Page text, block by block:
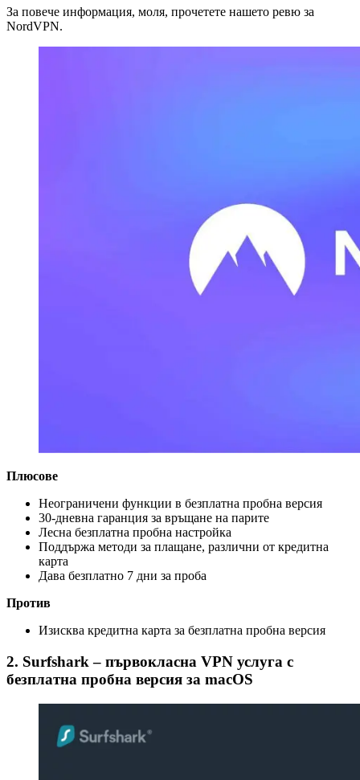
За повече информация, моля, прочетете нашето ревю за
NordVPN.
Плюсове
Неограничени функции в безплатна пробна версия
30-дневна гаранция за връщане на парите
Лесна безплатна пробна настройка
Поддържа методи за плащане, различни от кредитна
карта
Дава безплатно 7 дни за проба
Против
Изисква кредитна карта за безплатна пробна версия
2. Surfshark – първокласна VPN услуга с
безплатна пробна версия за macOS